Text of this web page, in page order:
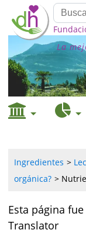
La
Ingredientes
orgánica?
Esta página
Translator